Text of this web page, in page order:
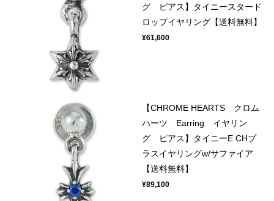
グ ピアス】タイニースタード
ロップイヤリング【送料無料】
¥61,600
【CHROME HEARTS クロム
ハーツ Earring イヤリン
グ ピアス】タイニーE CHプ
ラスイヤリングw/サファイア
【送料無料】
¥89,100